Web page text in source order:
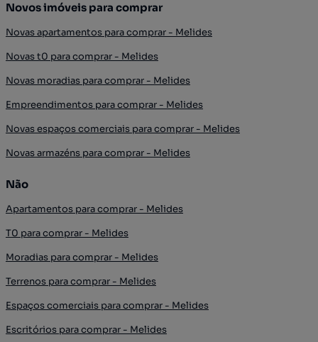
Novos imóveis para comprar
Novas apartamentos para comprar - Melides
Novas t0 para comprar - Melides
Novas moradias para comprar - Melides
Empreendimentos para comprar - Melides
Novas espaços comerciais para comprar - Melides
Novas armazéns para comprar - Melides
Não
Apartamentos para comprar - Melides
T0 para comprar - Melides
Moradias para comprar - Melides
Terrenos para comprar - Melides
Espaços comerciais para comprar - Melides
Escritórios para comprar - Melides